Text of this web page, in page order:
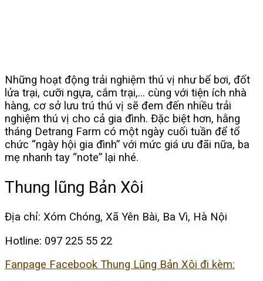
Những hoạt động trải nghiệm thú vị như bể bơi, đốt
lửa trại, cưỡi ngựa, cắm trại,… cùng với tiện ích nhà
hàng, cơ sở lưu trú thú vị sẽ đem đến nhiều trải
nghiệm thú vị cho cả gia đình. Đặc biệt hơn, hằng
tháng Detrang Farm có một ngày cuối tuần để tổ
chức “ngày hội gia đình” với mức giá ưu đãi nữa, ba
mẹ nhanh tay “note” lại nhé.
Thung lũng Bản Xôi
Địa chỉ: Xóm Chóng, Xã Yên Bài, Ba Vì, Hà Nội
Hotline: 097 225 55 22
Fanpage Facebook Thung Lũng Bản Xôi đi kèm: